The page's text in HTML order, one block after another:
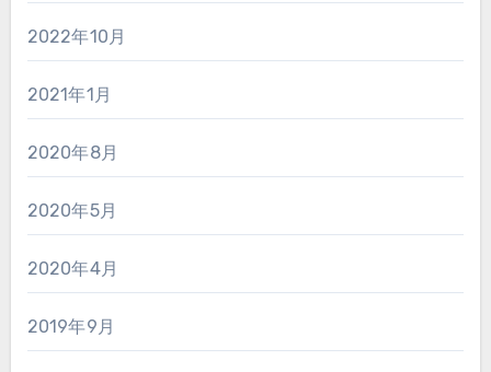
2022年10月
2021年1月
2020年8月
2020年5月
2020年4月
2019年9月